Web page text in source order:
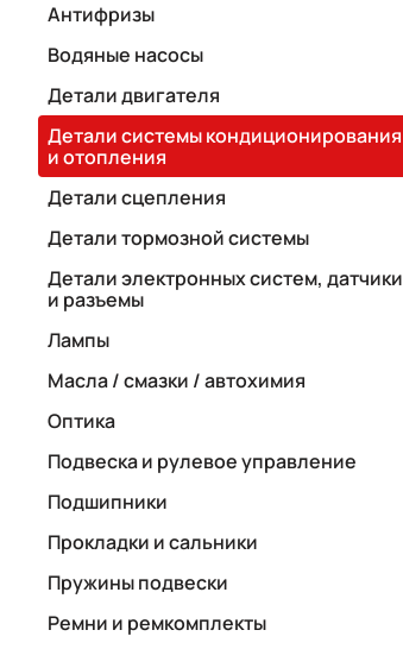
Антифризы
Водяные насосы
Детали двигателя
Детали системы кондиционирования
и отопления
Детали сцепления
Детали тормозной системы
Детали электронных систем, датчики
и разъемы
Лампы
Масла / смазки / автохимия
Оптика
Подвеска и рулевое управление
Подшипники
Прокладки и сальники
Пружины подвески
Ремни и ремкомплекты